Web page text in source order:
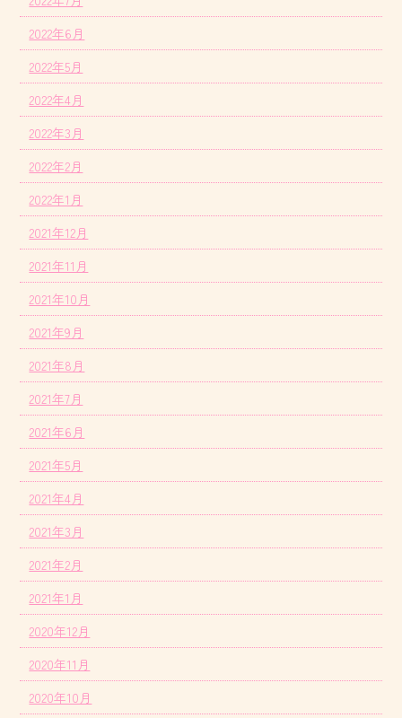
2022年6月
2022年5月
2022年4月
2022年3月
2022年2月
2022年1月
2021年12月
2021年11月
2021年10月
2021年9月
2021年8月
2021年7月
2021年6月
2021年5月
2021年4月
2021年3月
2021年2月
2021年1月
2020年12月
2020年11月
2020年10月